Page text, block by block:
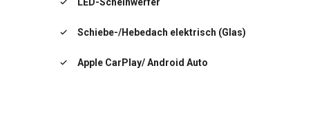
Schiebe-/Hebedach elektrisch (Glas)
Apple CarPlay/ Android Auto